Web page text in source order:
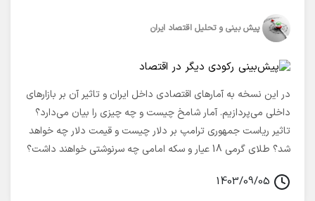
سیاست‌های انقباضی گذشته و انبساطی حال حاضر چه تاثیراتی بر
کسب و کارها خواهد گذاشت؟ در بخش تکنیکال این نسخه نیز
مفصل نمودارهای طلای گرمی 18 عیار، دلار آمریکا و سکه امامی
خروج در اختیار شما قرار خواهد گرفت. در این قسمت به تاثیر
سیاست‌های داخلی بر قیمت طلا، دلار و سکه نیز اشاره شده است.
پیش بینی و تحلیل اقتصاد ایران
در این نسخه به آمارهای اقتصادی داخل ایران و تاثیر آن بر بازارهای
داخلی می‌پردازیم. آمار شامخ چیست و چه چیزی را بیان می‌دارد؟
تاثیر ریاست جمهوری ترامپ بر دلار چیست و قیمت دلار چه خواهد
شد؟ طلای گرمی 18 عیار و سکه امامی چه سرنوشتی خواهند داشت؟
1403/09/05